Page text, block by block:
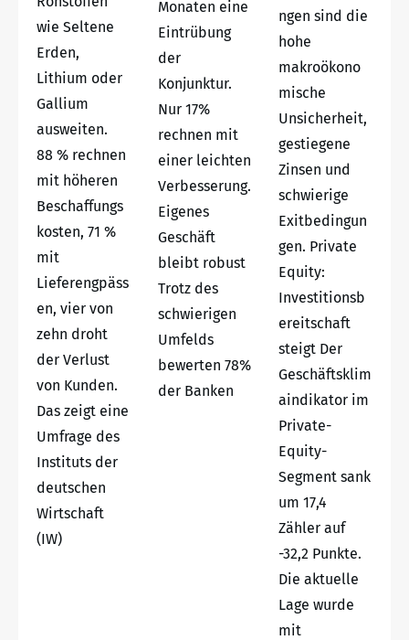
wie Seltene
Erden,
Lithium oder
Gallium
ausweiten.
88 % rechnen
mit höheren
Beschaffungs
kosten, 71 %
mit
Lieferengpäss
en, vier von
zehn droht
der Verlust
von Kunden.
Das zeigt eine
Umfrage des
Instituts der
deutschen
Wirtschaft
(IW)
Monaten eine
Eintrübung
der
Konjunktur.
Nur 17%
rechnen mit
einer leichten
Verbesserung.
Eigenes
Geschäft
bleibt robust
Trotz des
schwierigen
Umfelds
bewerten 78%
der Banken
ngen sind die
hohe
makroökono
mische
Unsicherheit,
gestiegene
Zinsen und
schwierige
Exitbedingun
gen. Private
Equity:
Investitionsb
ereitschaft
steigt Der
Geschäftsklim
aindikator im
Private-
Equity-
Segment sank
um 17,4
Zähler auf
-32,2 Punkte.
Die aktuelle
Lage wurde
mit